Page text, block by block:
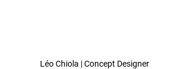
Léo Chiola | Concept Designer